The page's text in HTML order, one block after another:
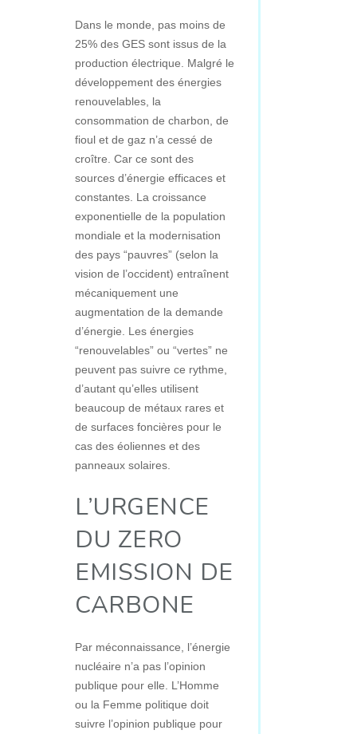
Dans le monde, pas moins de
25% des GES sont issus de la
production électrique. Malgré le
développement des énergies
renouvelables, la
consommation de charbon, de
fioul et de gaz n’a cessé de
croître. Car ce sont des
sources d’énergie efficaces et
constantes. La croissance
exponentielle de la population
mondiale et la modernisation
des pays “pauvres” (selon la
vision de l’occident) entraînent
mécaniquement une
augmentation de la demande
d’énergie. Les énergies
“renouvelables” ou “vertes” ne
peuvent pas suivre ce rythme,
d’autant qu’elles utilisent
beaucoup de métaux rares et
de surfaces foncières pour le
cas des éoliennes et des
panneaux solaires.
L’URGENCE
DU ZERO
EMISSION DE
CARBONE
Par méconnaissance, l’énergie
nucléaire n’a pas l’opinion
publique pour elle. L’Homme
ou la Femme politique doit
suivre l’opinion publique pour